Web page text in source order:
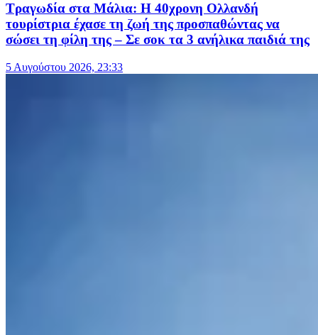
Τραγωδία στα Μάλια: Η 40χρονη Ολλανδή
τουρίστρια έχασε τη ζωή της προσπαθώντας να
σώσει τη φίλη της – Σε σοκ τα 3 ανήλικα παιδιά της
5 Αυγούστου 2026, 23:33